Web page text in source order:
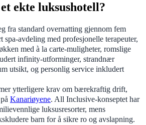
ekte luksushotell?
fra standard overnatting gjennom fem
avdeling med profesjonelle terapeuter,
med à la carte-muligheter, romslige
infinity-utforminger, strandnær
utsikt, og personlig service inkludert
ytterligere krav om bærekraftig drift,
Kanariøyene. All Inclusive-konseptet har
luksusresorter, mens
barn for å sikre ro og avslapning.